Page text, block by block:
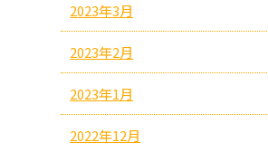
2023年3月
2023年2月
2023年1月
2022年12月